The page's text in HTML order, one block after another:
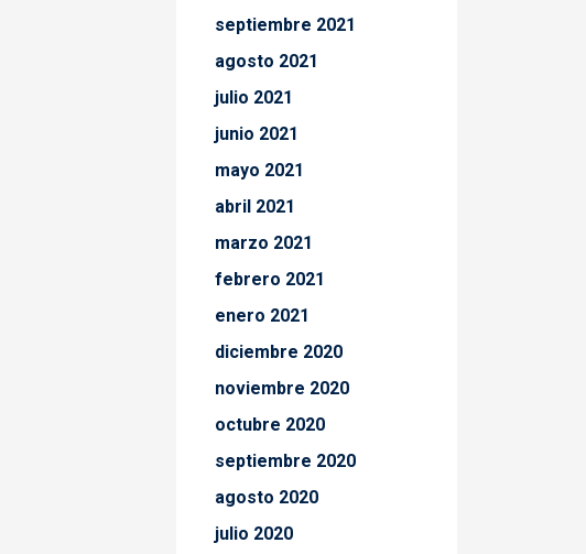
septiembre 2021
agosto 2021
julio 2021
junio 2021
mayo 2021
abril 2021
marzo 2021
febrero 2021
enero 2021
diciembre 2020
noviembre 2020
octubre 2020
septiembre 2020
agosto 2020
julio 2020